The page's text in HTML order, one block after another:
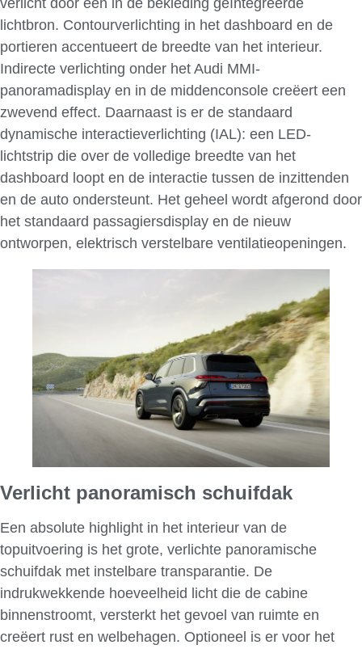
verlicht door een in de bekleding geïntegreerde
lichtbron. Contourverlichting in het dashboard en de
portieren accentueert de breedte van het interieur.
Indirecte verlichting onder het Audi MMI-
panoramadisplay en in de middenconsole creëert een
zwevend effect. Daarnaast is er de standaard
dynamische interactieverlichting (IAL): een LED-
lichtstrip die over de volledige breedte van het
dashboard loopt en de interactie tussen de inzittenden
en de auto ondersteunt. Het geheel wordt afgerond door
het standaard passagiersdisplay en de nieuw
ontworpen, elektrisch verstelbare ventilatieopeningen.
Verlicht panoramisch schuifdak
Een absolute highlight in het interieur van de
topuitvoering is het grote, verlichte panoramische
schuifdak met instelbare transparantie. De
indrukwekkende hoeveelheid licht die de cabine
binnenstroomt, versterkt het gevoel van ruimte en
creëert rust en welbehagen. Optioneel is er voor het